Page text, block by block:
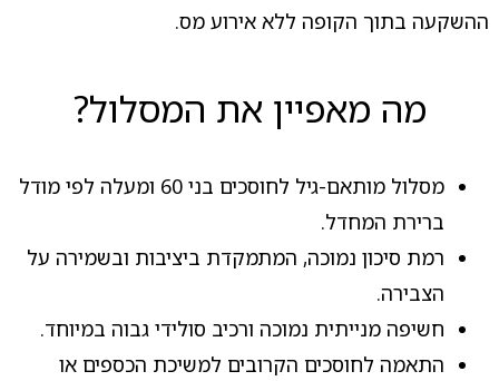
ההשקעה בתוך הקופה ללא אירוע מס.
מה מאפיין את המסלול?
מסלול מותאם-גיל לחוסכים בני 60 ומעלה לפי מודל
ברירת המחדל.
רמת סיכון נמוכה, המתמקדת ביציבות ובשמירה על
הצבירה.
חשיפה מנייתית נמוכה ורכיב סולידי גבוה במיוחד.
התאמה לחוסכים הקרובים למשיכת הכספים או